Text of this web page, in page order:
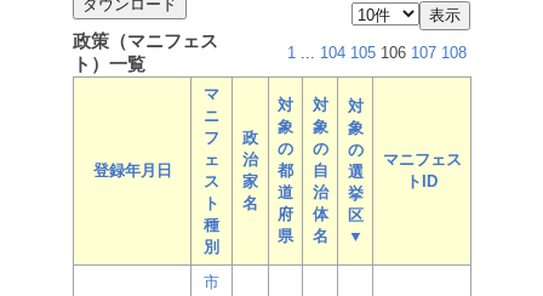
政策（マニフェス
ト）一覧
1 ... 104 105 106 107 108
登録年月日
マ
ニ
フ
ェ
ス
ト
種
別
政
治
家
名
対
象
の
都
道
府
県
対
象
の
自
治
体
名
対
象
の
選
挙
区
▼
マニフェス
トID
市